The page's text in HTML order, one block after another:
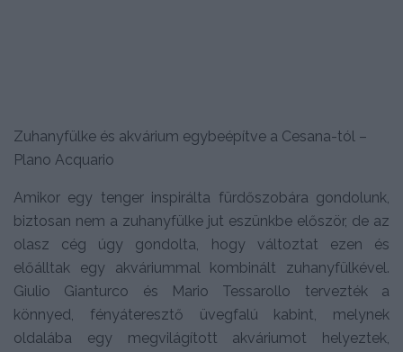
Zuhanyfülke és akvárium egybeépítve a Cesana-tól –
Plano Acquario
Amikor egy tenger inspirálta fürdőszobára gondolunk,
biztosan nem a zuhanyfülke jut eszünkbe először, de az
olasz cég úgy gondolta, hogy változtat ezen és
előálltak egy akváriummal kombinált zuhanyfülkével.
Giulio Gianturco és Mario Tessarollo tervezték a
könnyed, fényáteresztő üvegfalú kabint, melynek
oldalába egy megvilágított akváriumot helyeztek,